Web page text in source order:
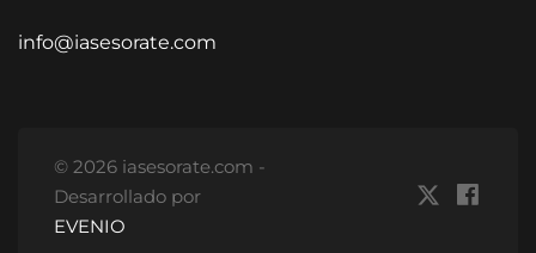
info@iasesorate.com
© 2026 iasesorate.com -
Desarrollado por
EVENIO